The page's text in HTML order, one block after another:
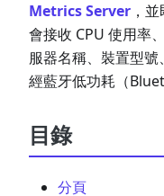
Metrics Server ，
會接收 CPU 使用率
服器名稱、裝置型
經藍牙低功耗（
目錄
分頁